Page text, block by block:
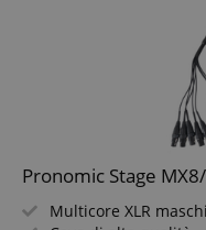
Pronomic Stage
Multicore XLR
I cookie
funzionalità del
degli utenti e la
non può essere
cookie
Nome